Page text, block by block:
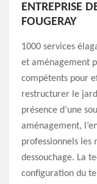
ENTREPRISE
FOUGERAY
1000 services
et aménagement
compétents pour
restructurer le
présence d’une
aménagement,
professionnels les
dessouchage. La
configuration du